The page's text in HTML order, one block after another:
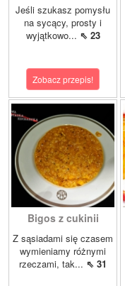
Jeśli szukasz pomysłu
na sycący, prosty i
wyjątkowo... ⇖ 23
Zobacz przepis!
Bigos z cukinii
Z sąsiadami się czasem
wymieniamy różnymi
rzeczami, tak... ⇖ 31